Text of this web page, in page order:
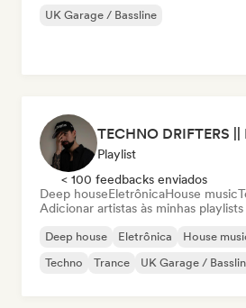
UK Garage / Bassline
Playlist
< 100 feedbacks enviados
Deep houseEletrônicaHouse music
Adicionar artistas às minhas
Deep house Eletrônica House
Techno
Trance UK Garage /